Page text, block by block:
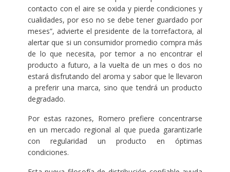
contacto con el aire se oxida y pierde condiciones y
cualidades, por eso no se debe tener guardado por
meses”, advierte el presidente de la torrefactora, al
alertar que si un consumidor promedio compra más
de lo que necesita, por temor a no encontrar el
producto a futuro, a la vuelta de un mes o dos no
estará disfrutando del aroma y sabor que le llevaron
a preferir una marca, sino que tendrá un producto
degradado.
Por estas razones, Romero prefiere concentrarse
en un mercado regional al que pueda garantizarle
con regularidad un producto en óptimas
condiciones.